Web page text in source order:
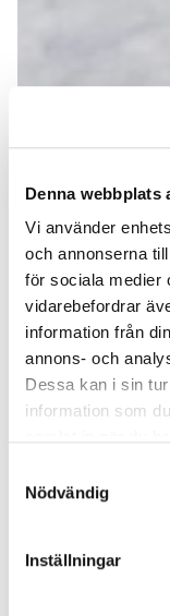
Denna webbplats
Vi använder
och annonserna
för sociala medier
vidarebefordrar
information från
annons- och
Dessa kan i sin
information som
Nödvändig
Inställningar